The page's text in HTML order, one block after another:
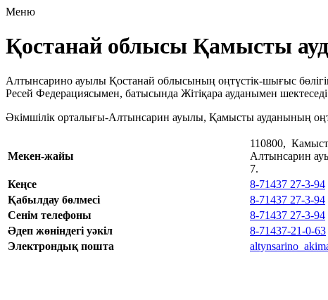
Меню
Қостанай облысы Қамысты
Алтынсарино ауылы Қостанай облысының оңтүстік-шығыс
Ресей Федерациясымен, батысында Жітіқара ауданымен
Әкімшілік орталығы-Алтынсарин ауылы, Қамысты ауданының
Мекен-жайы
110800,
Алтынсарин
7.
Кеңсе
8-71437 27-3-94
Қабылдау бөлмесі
8-71437 27-3-94
Сенім телефоны
8-71437 27-3-94
Әдеп жөніндегі уәкіл
8-71437-21-0-63
Электрондық пошта